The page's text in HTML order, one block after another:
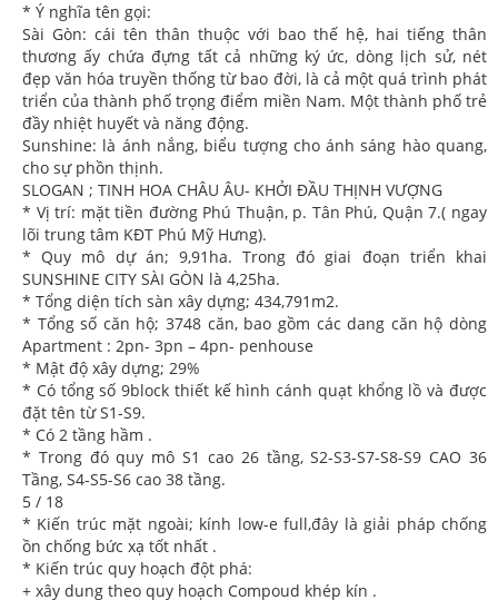
* Ý nghĩa tên gọi:
Sài Gòn: cái tên thân thuộc với bao thế hệ, hai tiếng thân
thương ấy chứa đựng tất cả những ký ức, dòng lịch sử, nét
đẹp văn hóa truyền thống từ bao đời, là cả một quá trình phát
triển của thành phố trọng điểm miền Nam. Một thành phố trẻ
đầy nhiệt huyết và năng động.
Sunshine: là ánh nắng, biểu tượng cho ánh sáng hào quang,
cho sự phồn thịnh.
SLOGAN ; TINH HOA CHÂU ÂU- KHỞI ĐẦU THỊNH VƯỢNG
* Vị trí: mặt tiền đường Phú Thuận, p. Tân Phú, Quận 7.( ngay
lõi trung tâm KĐT Phú Mỹ Hưng).
* Quy mô dự án; 9,91ha. Trong đó giai đoạn triển khai
SUNSHINE CITY SÀI GÒN là 4,25ha.
* Tổng diện tích sàn xây dựng; 434,791m2.
* Tổng số căn hộ; 3748 căn, bao gồm các dang căn hộ dòng
Apartment : 2pn- 3pn – 4pn- penhouse
* Mật độ xây dựng; 29%
* Có tổng số 9block thiết kế hình cánh quạt khổng lồ và được
đặt tên từ S1-S9.
* Có 2 tầng hầm .
* Trong đó quy mô S1 cao 26 tầng, S2-S3-S7-S8-S9 CAO 36
Tầng, S4-S5-S6 cao 38 tầng.
5 / 18
* Kiến trúc mặt ngoài; kính low-e full,đây là giải pháp chống
ồn chống bức xạ tốt nhất .
* Kiến trúc quy hoạch đột phá:
+ xây dung theo quy hoạch Compoud khép kín .